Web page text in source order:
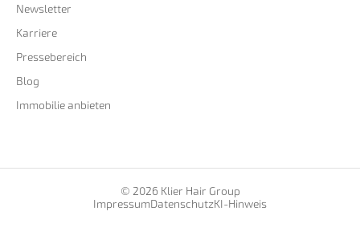
Newsletter
Karriere
Pressebereich
Blog
Immobilie anbieten
© 2026 Klier Hair Group
ImpressumDatenschutzKI-Hinweis